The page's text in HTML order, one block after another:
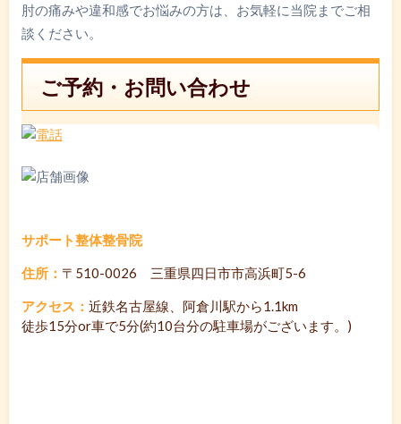
肘の痛みや違和感でお悩みの方は、お気軽に当院までご相
談ください。
ご予約・お問い合わせ
サポート整体整骨院
住所： 〒510-0026 三重県四日市市高浜町5-6
アクセス： 近鉄名古屋線、阿倉川駅から1.1km
徒歩15分or車で5分(約10台分の駐車場がございます。)